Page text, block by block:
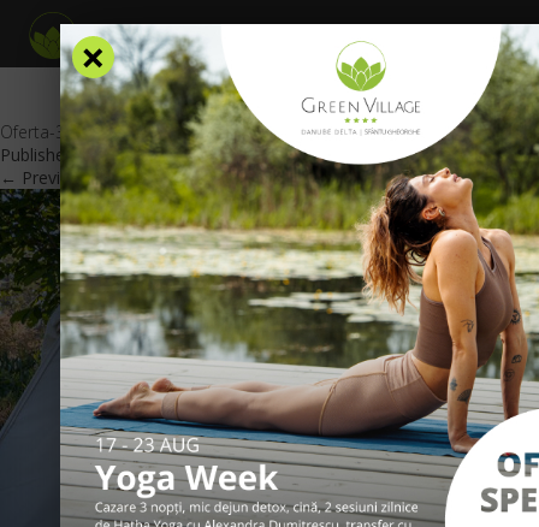
Oferta-3=4-RO
Published March 10, 2021at 600 × 425inOferte Speciale.
← Previous Next →
×